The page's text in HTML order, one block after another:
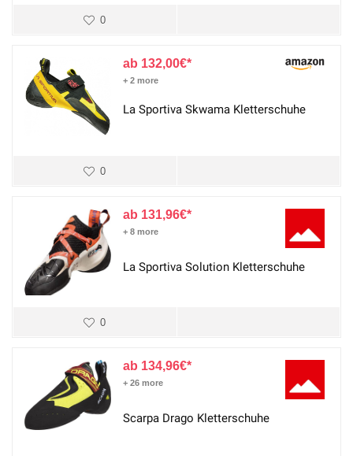
0
132,00€
+ 2 more
La Sportiva Skwama Kletterschuhe
0
131,96€
+ 8 more
La Sportiva Solution Kletterschuhe
0
134,96€
+ 26 more
Scarpa Drago Kletterschuhe